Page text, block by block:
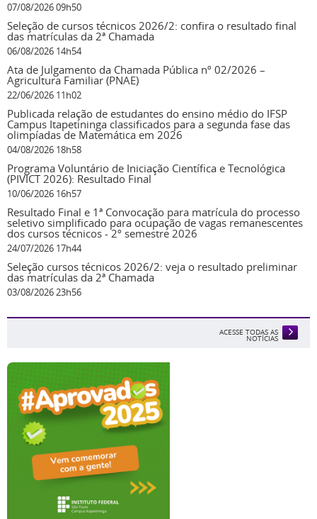
07/08/2026 09h50
Seleção de cursos técnicos 2026/2: confira o resultado final
das matrículas da 2ª Chamada
06/08/2026 14h54
Ata de Julgamento da Chamada Pública nº 02/2026 –
Agricultura Familiar (PNAE)
22/06/2026 11h02
Publicada relação de estudantes do ensino médio do IFSP
Campus Itapetininga classificados para a segunda fase das
olimpíadas de Matemática em 2026
04/08/2026 18h58
Programa Voluntário de Iniciação Científica e Tecnológica
(PIVICT 2026): Resultado Final
10/06/2026 16h57
Resultado Final e 1ª Convocação para matrícula do processo
seletivo simplificado para ocupação de vagas remanescentes
dos cursos técnicos - 2º semestre 2026
24/07/2026 17h44
Seleção cursos técnicos 2026/2: veja o resultado preliminar
das matrículas da 2ª Chamada
03/08/2026 23h56
ACESSE TODAS AS
NOTÍCIAS